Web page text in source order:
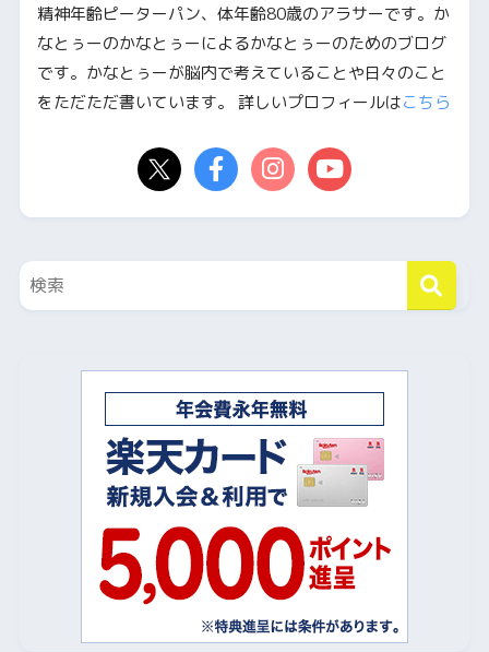
精神年齢ピーターパン、体年齢80歳のアラサーです。か
なとぅーのかなとぅーによるかなとぅーのためのブログ
です。かなとぅーが脳内で考えていることや日々のこと
をただただ書いています。 詳しいプロフィールはこちら